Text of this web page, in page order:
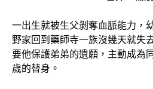
一出生就被生父剝奪血脈能力，
野家回到藥師寺一族沒幾天就失
要他保護弟弟的遺願，主動成為
歲的替身。